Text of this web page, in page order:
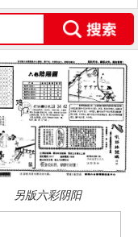
另版六彩阴阳